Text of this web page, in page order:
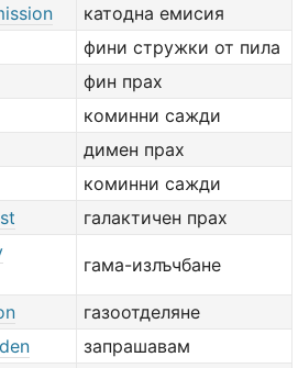
катодна емисия
фини стружки от пила
фин прах
коминни сажди
димен прах
коминни сажди
галактичен прах
гама-излъчбане
газоотделяне
запрашавам